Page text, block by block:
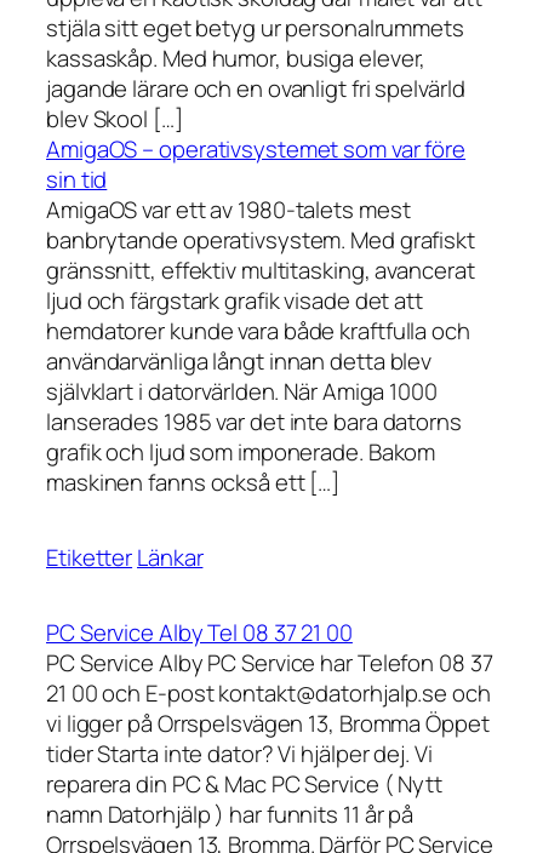
stjäla sitt eget betyg ur personalrummets
kassaskåp. Med humor, busiga elever,
jagande lärare och en ovanligt fri spelvärld
blev Skool […]
AmigaOS – operativsystemet som var före
sin tid
AmigaOS var ett av 1980-talets mest
banbrytande operativsystem. Med grafiskt
gränssnitt, effektiv multitasking, avancerat
ljud och färgstark grafik visade det att
hemdatorer kunde vara både kraftfulla och
användarvänliga långt innan detta blev
självklart i datorvärlden. När Amiga 1000
lanserades 1985 var det inte bara datorns
grafik och ljud som imponerade. Bakom
maskinen fanns också ett […]
EtiketterLänkar
PC Service Alby Tel 08 37 21 00
PC Service Alby PC Service har Telefon 08 37
21 00 och E-post kontakt@datorhjalp.se och
vi ligger på Orrspelsvägen 13, Bromma Öppet
tider Starta inte dator? Vi hjälper dej. Vi
reparera din PC & Mac PC Service ( Nytt
namn Datorhjälp ) har funnits 11 år på
Orrspelsvägen 13, Bromma. Därför PC Service